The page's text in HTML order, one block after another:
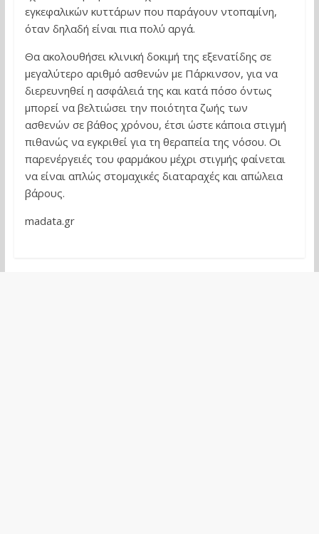
εγκεφαλικών κυττάρων που παράγουν ντοπαμίνη,
όταν δηλαδή είναι πια πολύ αργά.
Θα ακολουθήσει κλινική δοκιμή της εξενατίδης σε
μεγαλύτερο αριθμό ασθενών με Πάρκινσον, για να
διερευνηθεί η ασφάλειά της και κατά πόσο όντως
μπορεί να βελτιώσει την ποιότητα ζωής των
ασθενών σε βάθος χρόνου, έτσι ώστε κάποια στιγμή
πιθανώς να εγκριθεί για τη θεραπεία της νόσου. Οι
παρενέργειές του φαρμάκου μέχρι στιγμής φαίνεται
να είναι απλώς στομαχικές διαταραχές και απώλεια
βάρους.
madata.gr